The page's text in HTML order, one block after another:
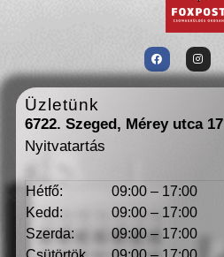
Üzletünk
6722. Szeged, Mérey utca 17
Nyitvatartás
Hétfő:
09:00 – 17:00
Kedd:
09:00 – 17:00
Szerda:
09:00 – 17:00